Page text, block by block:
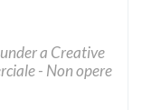
a Creative
- Non opere